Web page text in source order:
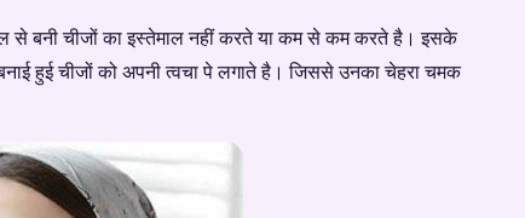
से बनी चीजों का इस्तेमाल नहीं करते या कम से कम करते है। इसके
हुई चीजों को अपनी त्वचा पे लगाते है। जिससे उनका चेहरा चमक